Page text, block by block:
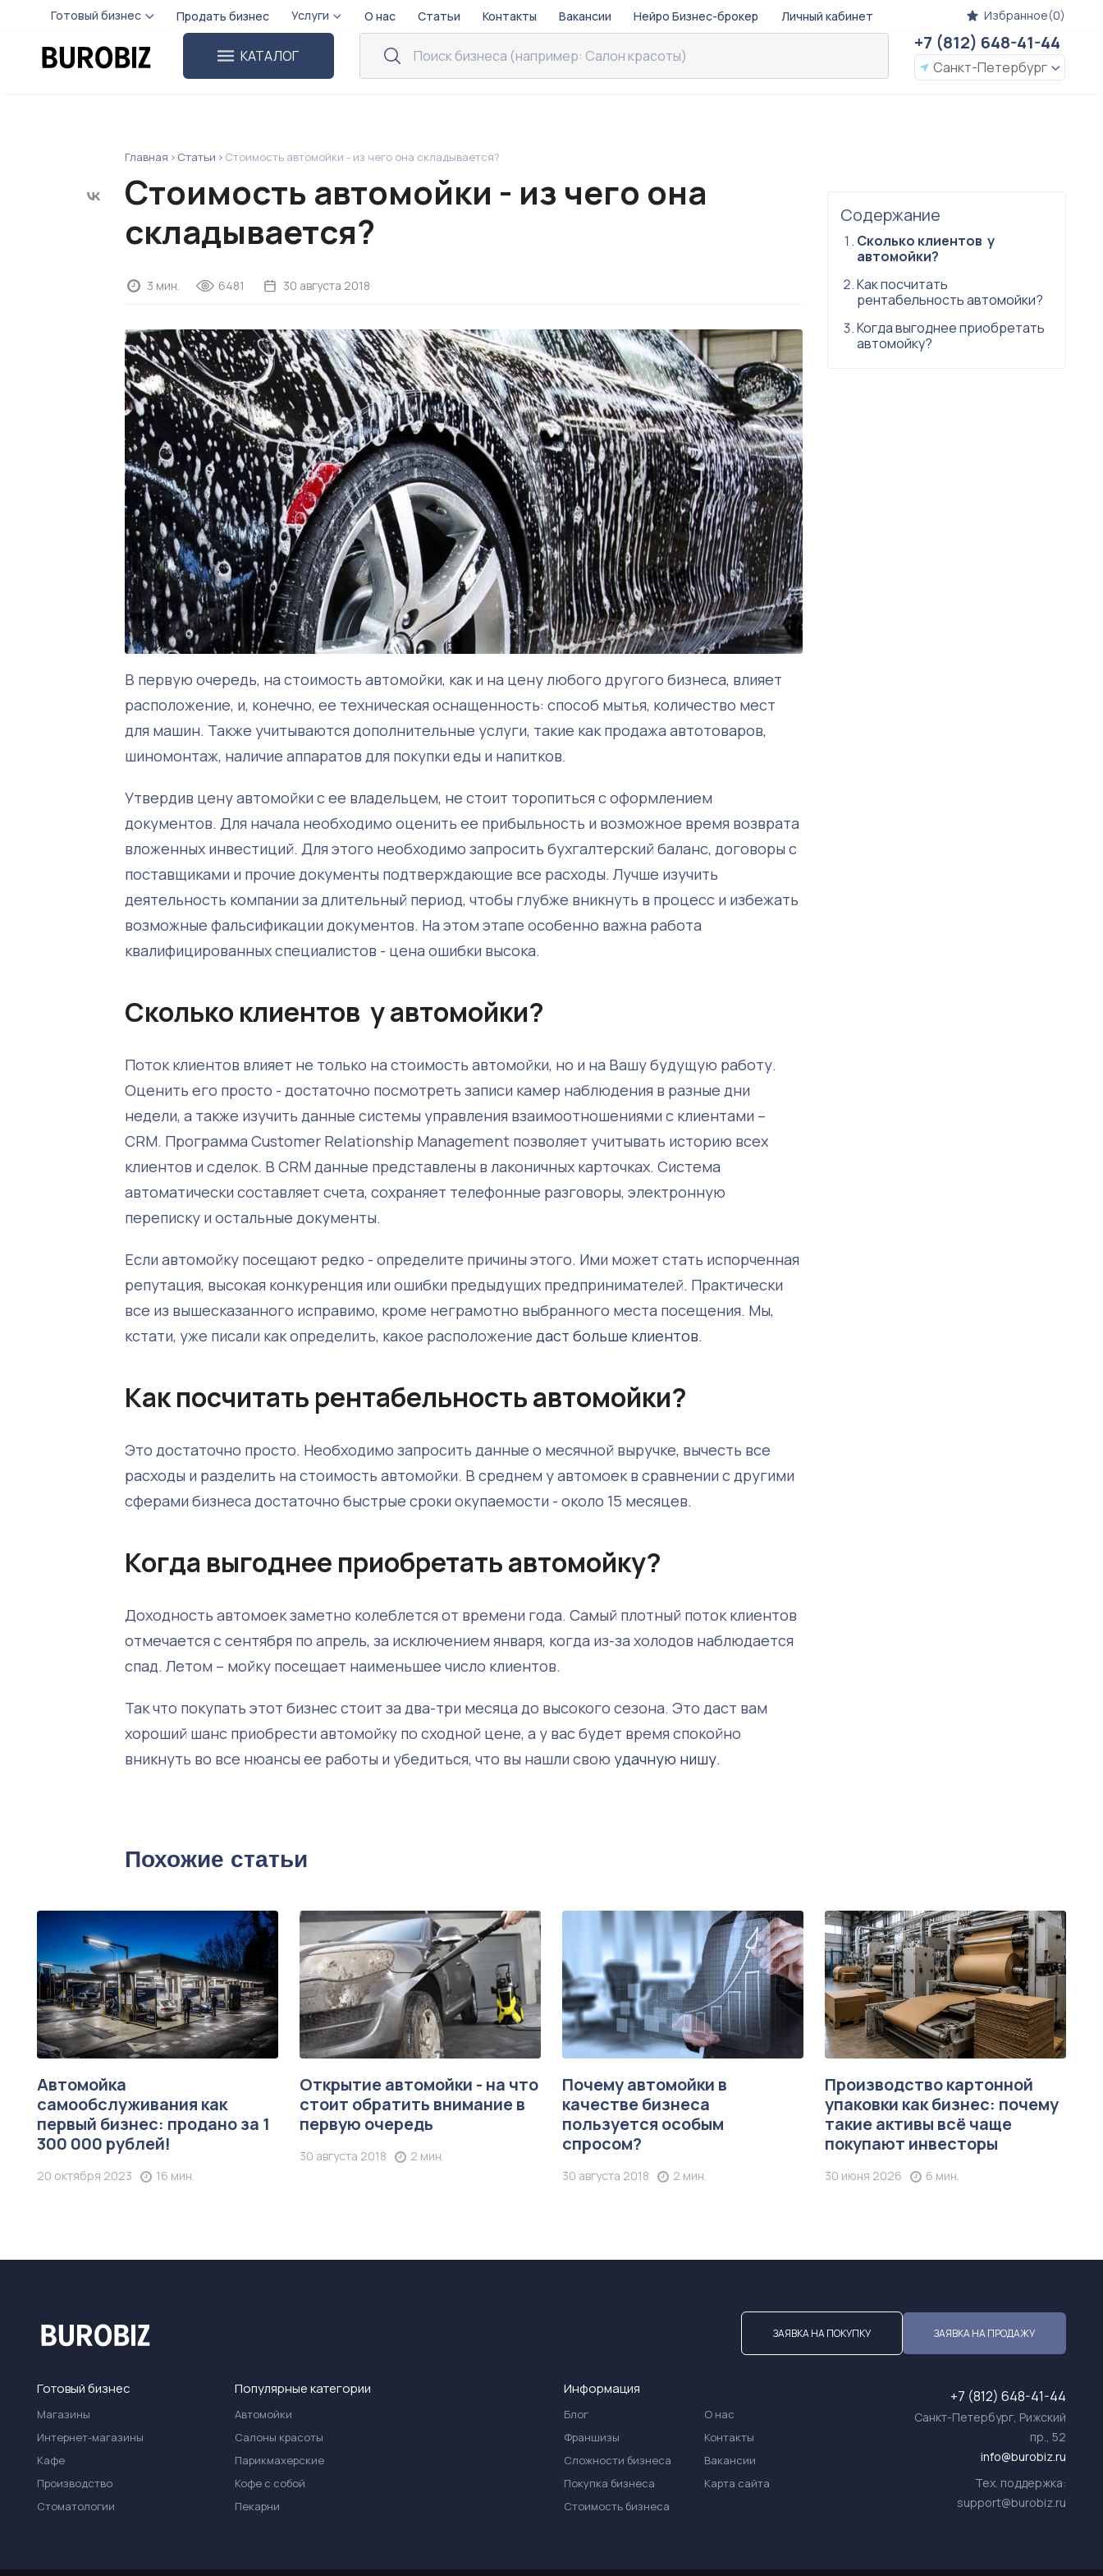
Готовый бизнес Продать бизнес Услуги О нас Статьи Контакты Вакансии Нейро Бизнес-брокер Личный кабинет Избранное(0)
КАТАЛОГ
+7 (812) 648-41-44
Санкт-Петербург
Главная Статьи Стоимость автомойки - из чего она складывается?
Стоимость автомойки - из чего она
складывается?
3 мин. 6481 30 августа 2018
В первую очередь, на стоимость автомойки, как и на цену любого другого бизнеса, влияет
расположение, и, конечно, ее техническая оснащенность: способ мытья, количество мест
для машин. Также учитываются дополнительные услуги, такие как продажа автотоваров,
шиномонтаж, наличие аппаратов для покупки еды и напитков.
Утвердив цену автомойки с ее владельцем, не стоит торопиться с оформлением
документов. Для начала необходимо оценить ее прибыльность и возможное время возврата
вложенных инвестиций. Для этого необходимо запросить бухгалтерский баланс, договоры с
поставщиками и прочие документы подтверждающие все расходы. Лучше изучить
деятельность компании за длительный период, чтобы глубже вникнуть в процесс и избежать
возможные фальсификации документов. На этом этапе особенно важна работа
квалифицированных специалистов - цена ошибки высока.
Сколько клиентов у автомойки?
Поток клиентов влияет не только на стоимость автомойки, но и на Вашу будущую работу.
Оценить его просто - достаточно посмотреть записи камер наблюдения в разные дни
недели, а также изучить данные системы управления взаимоотношениями с клиентами –
CRM. Программа Customer Relationship Management позволяет учитывать историю всех
клиентов и сделок. В CRM данные представлены в лаконичных карточках. Система
автоматически составляет счета, сохраняет телефонные разговоры, электронную
переписку и остальные документы.
Если автомойку посещают редко - определите причины этого. Ими может стать испорченная
репутация, высокая конкуренция или ошибки предыдущих предпринимателей. Практически
все из вышесказанного исправимо, кроме неграмотно выбранного места посещения. Мы,
кстати, уже писали как определить, какое расположение даст больше клиентов.
Как посчитать рентабельность автомойки?
Это достаточно просто. Необходимо запросить данные о месячной выручке, вычесть все
расходы и разделить на стоимость автомойки. В среднем у автомоек в сравнении с другими
сферами бизнеса достаточно быстрые сроки окупаемости - около 15 месяцев.
Когда выгоднее приобретать автомойку?
Доходность автомоек заметно колеблется от времени года. Самый плотный поток клиентов
отмечается с сентября по апрель, за исключением января, когда из-за холодов наблюдается
спад. Летом – мойку посещает наименьшее число клиентов.
Так что покупать этот бизнес стоит за два-три месяца до высокого сезона. Это даст вам
хороший шанс приобрести автомойку по сходной цене, а у вас будет время спокойно
вникнуть во все нюансы ее работы и убедиться, что вы нашли свою удачную нишу.
Содержание
Сколько клиентов у
автомойки?
Как посчитать
рентабельность автомойки?
Когда выгоднее приобретать
автомойку?
Похожие статьи
Автомойка
самообслуживания как
первый бизнес: продано за 1
300 000 рублей!
20 октября 2023 16 мин.
Открытие автомойки - на что
стоит обратить внимание в
первую очередь
30 августа 2018 2 мин.
Почему автомойки в
качестве бизнеса
пользуется особым
спросом?
30 августа 2018 2 мин.
Производство картонной
упаковки как бизнес: почему
такие активы всё чаще
покупают инвесторы
30 июня 2026 6 мин.
ЗАЯВКА НА ПОКУПКУ ЗАЯВКА НА ПРОДАЖУ
+7 (812) 648-41-44
Санкт-Петербург, Рижский
пр., 52
info@burobiz.ru
Тех. поддержка:
support@burobiz.ru
Готовый бизнес
Магазины
Интернет-магазины
Кафе
Производство
Стоматологии
Популярные категории
Автомойки
Салоны красоты
Парикмахерские
Кофе с собой
Пекарни
Информация
Блог
Франшизы
Сложности бизнеса
Покупка бизнеса
Стоимость бизнеса
О нас
Контакты
Вакансии
Карта сайта